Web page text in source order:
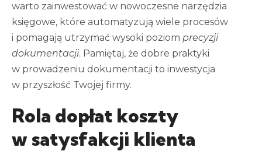
warto zainwestować w nowoczesne narzędzia
księgowe, które automatyzują wiele procesów
i pomagają utrzymać wysoki poziom precyzji
dokumentacji. Pamiętaj, że dobre praktyki
w prowadzeniu dokumentacji to inwestycja
w przyszłość Twojej firmy.
Rola dopłat koszty
w satysfakcji klienta